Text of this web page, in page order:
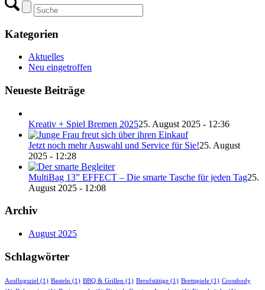
Kategorien
Aktuelles
Neu eingetroffen
Neueste Beiträge
Kreativ + Spiel Bremen 202525. August 2025 - 12:36
Jetzt noch mehr Auswahl und Service für Sie!25. August
2025 - 12:28
MultiBag 13” EFFECT – Die smarte Tasche für jeden Tag25.
August 2025 - 12:08
Archiv
August 2025
Schlagwörter
Ausflugsziel (1) Basteln (1) BBQ & Grillen (1) Berufstätige (1) Brettspiele (1) Crossbody